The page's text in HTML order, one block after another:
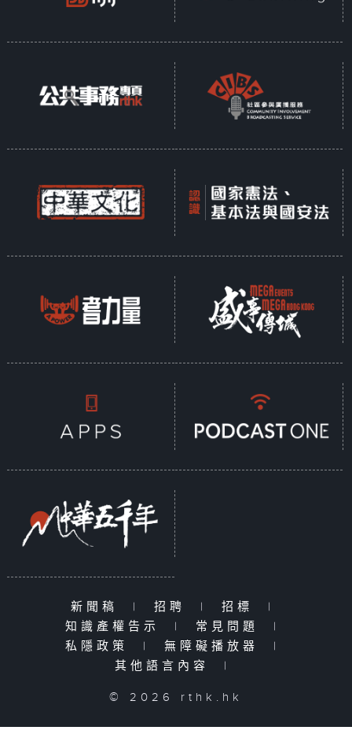
新聞稿 | 招聘 | 招標
|
知識產權告示
| 常見問題
|
私隱政策
| 無障礙播放器
|
其他語言內容
|
© 2026 rthk.hk